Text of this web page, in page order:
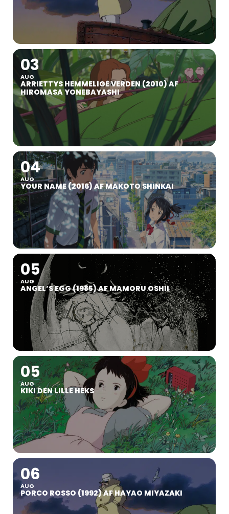
03
AUG
ARRIETTYS HEMMELIGE VERDEN (2010) AF
HIROMASA YONEBAYASHI
04
AUG
YOUR NAME (2016) AF MAKOTO SHINKAI
05
AUG
ANGEL’S EGG (1985) AF MAMORU OSHII
05
AUG
KIKI DEN LILLE HEKS
06
AUG
PORCO ROSSO (1992) AF HAYAO MIYAZAKI